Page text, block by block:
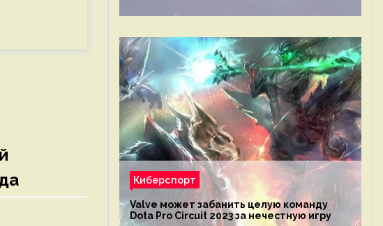
Киберспорт
Valve может забанить целую команду
Dota Pro Circuit 2023 за нечестную игру